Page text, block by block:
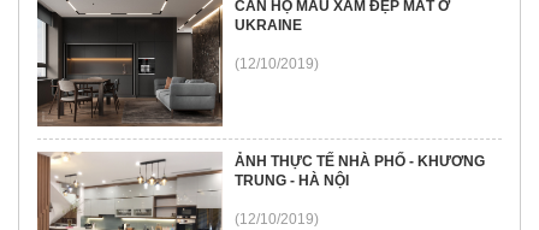
CĂN HỘ MÀU XÁM ĐẸP MẮT Ở
UKRAINE
(12/10/2019)
ẢNH THỰC TẾ NHÀ PHỐ - KHƯƠNG
TRUNG - HÀ NỘI
(12/10/2019)